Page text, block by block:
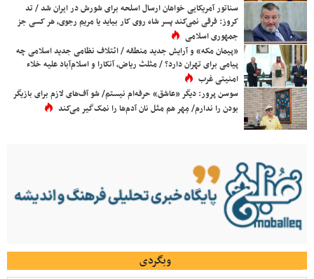
سناتور آمریکایی خواهان ارسال اسلحه برای شورش در ایران شد / تد
کروز: فرقی نمی‌کند پسر شاه روی کار بیاید یا مریم رجوی، هر کسی جز
جمهوری اسلامی
«پیمان مکه» و آرایش جدید منطقه / ائتلاف نظامی جدید اسلامی چه
پیامی برای تهران دارد؟ / مثلث ریاض، آنکارا و اسلام‌آباد علیه خلاء
امنیتی غرب
سوسن پرور: دیگر «عاشق» حرفه‌ام نیستم/ شو آف‌های لازم برای بازیگر
بودن را ندارم/ مِهر هم مثل نان آدم‌ها را نمک‌گیر می‌کند
وبگردی